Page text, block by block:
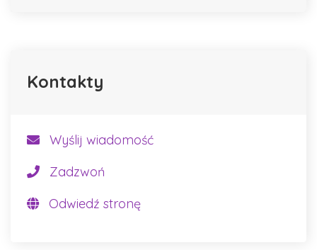
Kontakty
Wyślij wiadomość
Zadzwoń
Odwiedź stronę